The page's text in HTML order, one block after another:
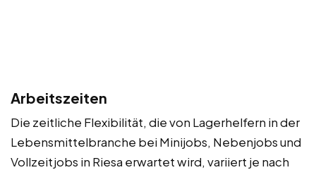
Arbeitszeiten
Die zeitliche Flexibilität, die von Lagerhelfern in der
Lebensmittelbranche bei Minijobs, Nebenjobs und
Vollzeitjobs in Riesa erwartet wird, variiert je nach